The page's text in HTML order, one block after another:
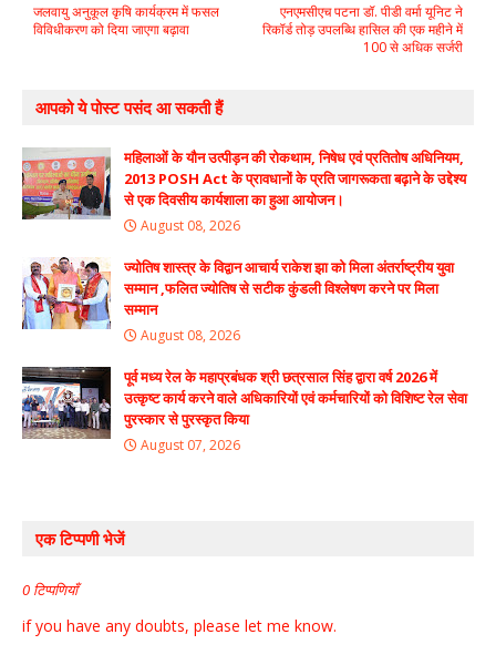
एनएमसीएच पटना डॉ. पीडी वर्मा यूनिट ने
रिकॉर्ड तोड़ उपलब्धि हासिल की एक महीने में
100 से अधिक सर्जरी
जलवायु अनुकूल कृषि कार्यक्रम में फसल
विविधीकरण को दिया जाएगा बढ़ावा
आपको ये पोस्ट पसंद आ सकती हैं
महिलाओं के यौन उत्पीड़न की रोकथाम, निषेध एवं प्रतितोष अधिनियम,
2013 POSH Act के प्रावधानों के प्रति जागरूकता बढ़ाने के उद्देश्य
से एक दिवसीय कार्यशाला का हुआ आयोजन।
August 08, 2026
ज्योतिष शास्त्र के विद्वान आचार्य राकेश झा को मिला अंतर्राष्ट्रीय युवा
सम्मान ,फलित ज्योतिष से सटीक कुंडली विश्लेषण करने पर मिला
सम्मान
August 08, 2026
पूर्व मध्य रेल के महाप्रबंधक श्री छत्रसाल सिंह द्वारा वर्ष 2026 में
उत्कृष्ट कार्य करने वाले अधिकारियों एवं कर्मचारियों को विशिष्ट रेल सेवा
पुरस्कार से पुरस्कृत किया
August 07, 2026
एक टिप्पणी भेजें
0 टिप्पणियाँ
if you have any doubts, please let me know.